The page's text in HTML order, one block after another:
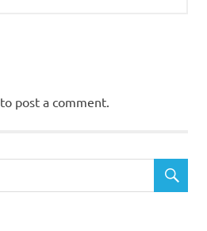
to post a comment.